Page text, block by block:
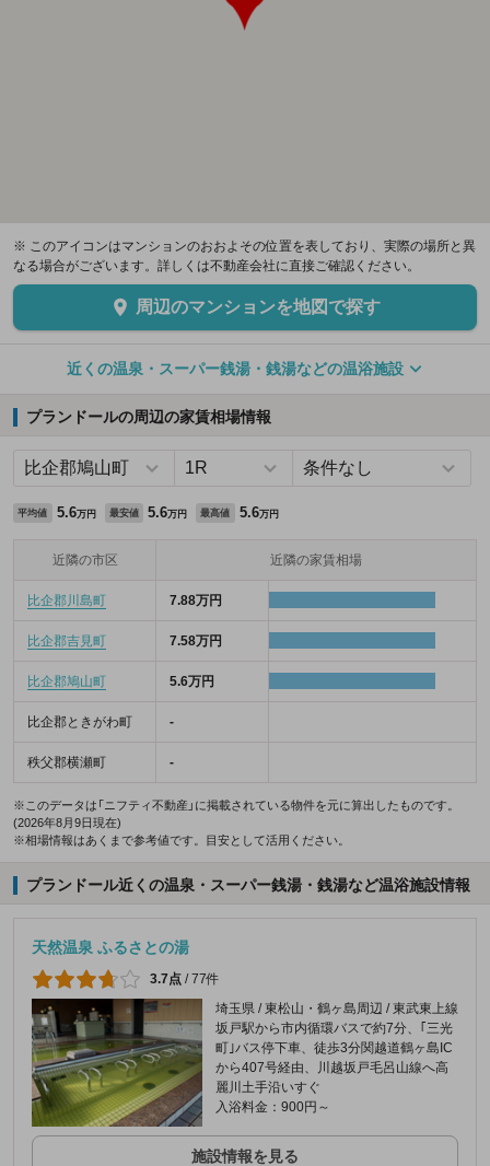
※ このアイコンはマンションのおおよその位置を表しており、実際の場所と異
なる場合がございます。詳しくは不動産会社に直接ご確認ください。
周辺のマンションを地図で探す
近くの温泉・スーパー銭湯・銭湯などの温浴施設
プランドールの周辺の家賃相場情報
平均値 5.6万円 最安値 5.6万円 最高値 5.6万円
近隣の市区 近隣の家賃相場
比企郡川島町 7.88万円
比企郡吉見町 7.58万円
比企郡鳩山町 5.6万円
比企郡ときがわ町 -
秩父郡横瀬町 -
※このデータは「ニフティ不動産」に掲載されている物件を元に算出したものです。
(2026年8月9日現在)
※相場情報はあくまで参考値です。目安として活用ください。
プランドール近くの温泉・スーパー銭湯・銭湯など温浴施設情報
天然温泉 ふるさとの湯
3.7点 /77件
埼玉県 / 東松山・鶴ヶ島周辺 / 東武東上線
坂戸駅から市内循環バスで約7分、｢三光
町｣バス停下車、徒歩3分関越道鶴ヶ島IC
から407号経由、川越坂戸毛呂山線へ高
麗川土手沿いすぐ
入浴料金：900円～
施設情報を見る